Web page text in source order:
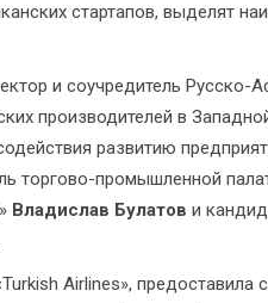
стартапов, выделят
и соучредитель Русско-
производителей в
развитию
торгово-промышленной
Владислав Булатов и
Airlines», предоставила